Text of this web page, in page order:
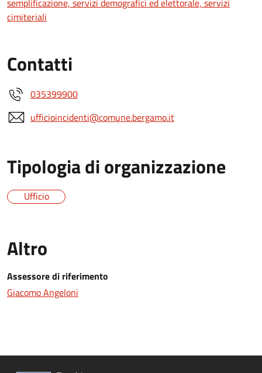
cimiteriali
Contatti
035399900
ufficioincidenti@comune.bergamo.it
Tipologia di organizzazione
Ufficio
Altro
Assessore di riferimento
Giacomo Angeloni